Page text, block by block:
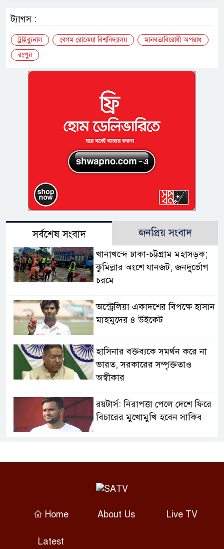
ট্যাগস :
ট্রাইব্যুনাল বেগম রোকেয়া বিশ্ববিদ্যালয়
মানবতাবিরোধী অপরাধ
রংপুর
সর্বশেষ সংবাদ জনপ্রিয় সংবাদ
খানাখন্দে ঢাকা-চট্টগ্রাম মহাসড়ক;
কুমিল্লার অংশে যানজট, জনদুর্ভোগ
চরমে
অস্ট্রেলিয়া একাদশের বিপক্ষে হাসান
মাহমুদের ৪ উইকেট
হাসিনার বক্তব্যকে সমর্থন করে না
ভারত, সরকারের সম্পৃক্ততাও
অস্বীকার
রয়টার্স: নিরাপত্তা পেলে দেশে ফিরে
বিচারের মুখোমুখি হবেন সাকিব
তদন্ত কমিটি, নিহত-আহতদের
সরকারের গড়িমসির অভিযোগ
Home About Us Live TV
Latest